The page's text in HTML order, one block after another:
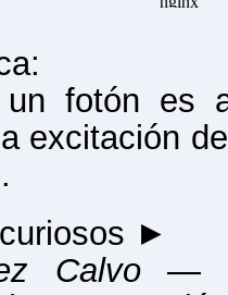
fotón es
excitación
►
Calvo―